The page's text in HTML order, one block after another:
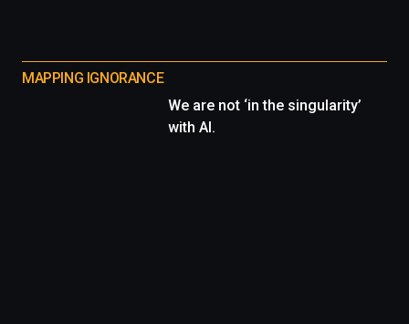
MAPPING IGNORANCE
We are not ‘in the singularity’
with AI.